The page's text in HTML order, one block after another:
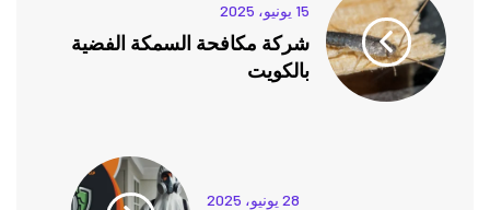
15 يونيو، 2025
شركة مكافحة السمكة الفضية
بالكويت
28 يونيو، 2025